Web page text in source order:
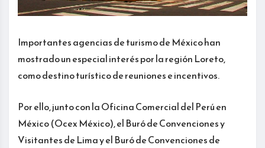
Importantes agencias de turismo de México han
mostrado un especial interés por la región Loreto,
como destino turístico de reuniones e incentivos.
Por ello, junto con la Oficina Comercial del Perú en
México (Ocex México), el Buró de Convenciones y
Visitantes de Lima y el Buró de Convenciones de